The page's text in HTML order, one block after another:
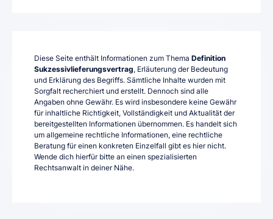
Diese Seite enthält Informationen zum Thema Definition
Sukzessivlieferungsvertrag, Erläuterung der Bedeutung
und Erklärung des Begriffs. Sämtliche Inhalte wurden mit
Sorgfalt recherchiert und erstellt. Dennoch sind alle
Angaben ohne Gewähr. Es wird insbesondere keine Gewähr
für inhaltliche Richtigkeit, Vollständigkeit und Aktualität der
bereitgestellten Informationen übernommen. Es handelt sich
um allgemeine rechtliche Informationen, eine rechtliche
Beratung für einen konkreten Einzelfall gibt es hier nicht.
Wende dich hierfür bitte an einen spezialisierten
Rechtsanwalt in deiner Nähe.